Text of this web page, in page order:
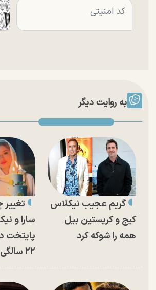
به روایت دیگر
گریم عجیب نیکلاس
کیج و کریستین بیل
همه را شوکه کرد
سارا و
پایتخت
۲۲ سالگی + تصاویر